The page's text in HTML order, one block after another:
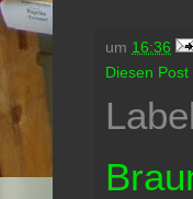
um 16:36
Diesen